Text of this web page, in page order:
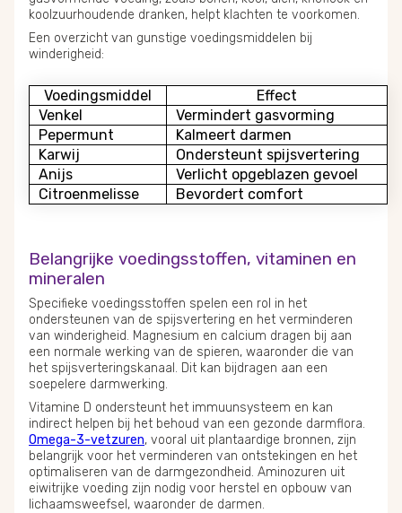
koolzuurhoudende dranken, helpt klachten te voorkomen.
Een overzicht van gunstige voedingsmiddelen bij
winderigheid:
Voedingsmiddel
Effect
Venkel
Vermindert gasvorming
Pepermunt
Kalmeert darmen
Karwij
Ondersteunt spijsvertering
Anijs
Verlicht opgeblazen gevoel
Citroenmelisse
Bevordert comfort
Belangrijke voedingsstoffen, vitaminen en
mineralen
Specifieke voedingsstoffen spelen een rol in het
ondersteunen van de spijsvertering en het verminderen
van winderigheid. Magnesium en calcium dragen bij aan
een normale werking van de spieren, waaronder die van
het spijsverteringskanaal. Dit kan bijdragen aan een
soepelere darmwerking.
Vitamine D ondersteunt het immuunsysteem en kan
indirect helpen bij het behoud van een gezonde darmflora.
Omega-3-vetzuren, vooral uit plantaardige bronnen, zijn
belangrijk voor het verminderen van ontstekingen en het
optimaliseren van de darmgezondheid. Aminozuren uit
eiwitrijke voeding zijn nodig voor herstel en opbouw van
lichaamsweefsel, waaronder de darmen.